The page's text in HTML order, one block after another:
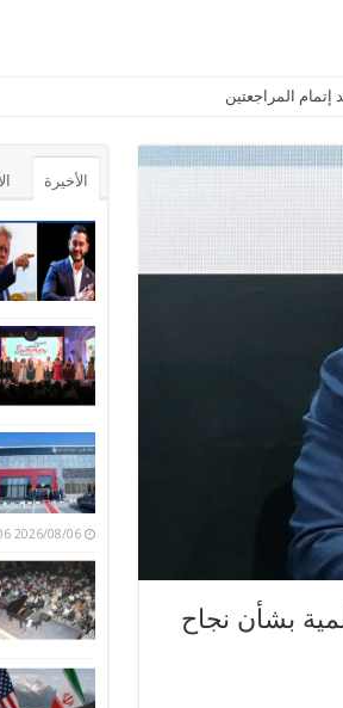
بشأن نجاح
الأخيرة
2026/08/06 2:53:06 مساءً